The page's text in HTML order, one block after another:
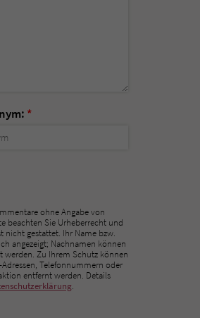
*
ohne Angabe von
beachten Sie Urheberrecht und
nicht gestattet. Ihr Name bzw.
angezeigt; Nachnamen können
werden. Zu Ihrem Schutz können
Telefonnummern oder
entfernt werden. Details
.